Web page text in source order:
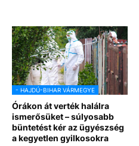
- HAJDÚ-BIHAR VÁRMEGYE
Órákon át verték halálra
ismerősüket – súlyosabb
büntetést kér az ügyészség
a kegyetlen gyilkosokra